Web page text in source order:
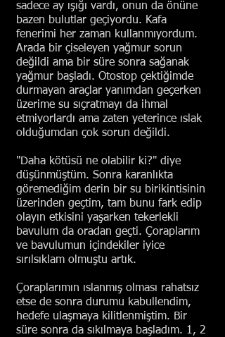
sadece ay ışığı vardı, onun da önüne
bazen bulutlar geçiyordu. Kafa
fenerimi her zaman kullanmıyordum.
Arada bir çiseleyen yağmur sorun
değildi ama bir süre sonra sağanak
yağmur başladı. Otostop çektiğimde
durmayan araçlar yanımdan geçerken
üzerime su sıçratmayı da ihmal
etmiyorlardı ama zaten yeterince ıslak
olduğumdan çok sorun değildi.
"Daha kötüsü ne olabilir ki?" diye
düşünmüştüm. Sonra karanlıkta
göremediğim derin bir su birikintisinin
üzerinden geçtim, tam bunu fark edip
olayın etkisini yaşarken tekerlekli
bavulum da oradan geçti. Çoraplarım
ve bavulumun içindekiler iyice
sırılsıklam olmuştu artık.
Çoraplarımın ıslanmış olması rahatsız
etse de sonra durumu kabullendim,
hedefe ulaşmaya kilitlenmiştim. Bir
süre sonra da sıkılmaya başladım. 1, 2